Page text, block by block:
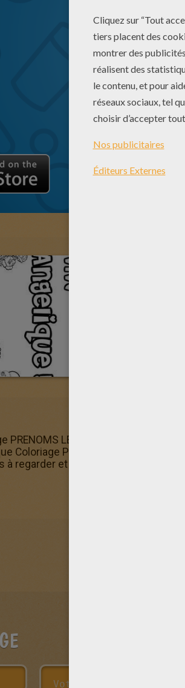
PRENOMS LETTRE A dans les
Coloriage PRENOMS LETTRE A
à regarder et imprimer ceux qui te